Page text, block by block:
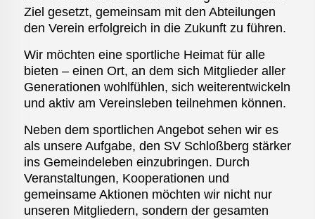
Ziel gesetzt, gemeinsam mit den Abteilungen
den Verein erfolgreich in die Zukunft zu führen.
Wir möchten eine sportliche Heimat für alle
bieten – einen Ort, an dem sich Mitglieder aller
Generationen wohlfühlen, sich weiterentwickeln
und aktiv am Vereinsleben teilnehmen können.
Neben dem sportlichen Angebot sehen wir es
als unsere Aufgabe, den SV Schloßberg stärker
ins Gemeindeleben einzubringen. Durch
Veranstaltungen, Kooperationen und
gemeinsame Aktionen möchten wir nicht nur
unseren Mitgliedern, sondern der gesamten